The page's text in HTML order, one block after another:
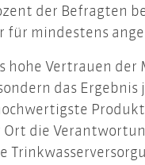
der Befragten
für mindestens
Vertrauen
das
die